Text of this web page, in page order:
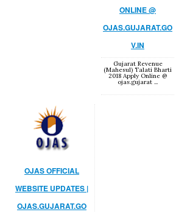
ONLINE @
OJAS.GUJARAT.GO
V.IN
Gujarat Revenue
(Mahesul) Talati Bharti
2018 Apply Online @
ojas.gujarat ...
OJAS OFFICIAL
WEBSITE UPDATES |
OJAS.GUJARAT.GO